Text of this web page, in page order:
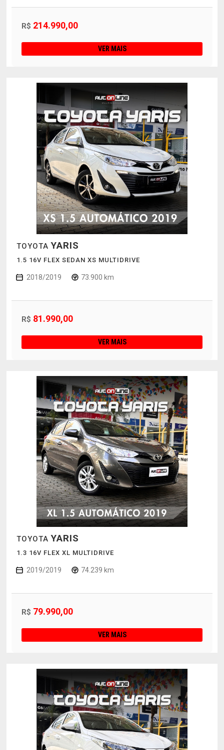
R$ 214.990,00
VER MAIS
TOYOTA YARIS
1.5 16V FLEX SEDAN XS MULTIDRIVE
2018/2019 73.900 km
R$ 81.990,00
VER MAIS
TOYOTA YARIS
1.3 16V FLEX XL MULTIDRIVE
2019/2019 74.239 km
R$ 79.990,00
VER MAIS